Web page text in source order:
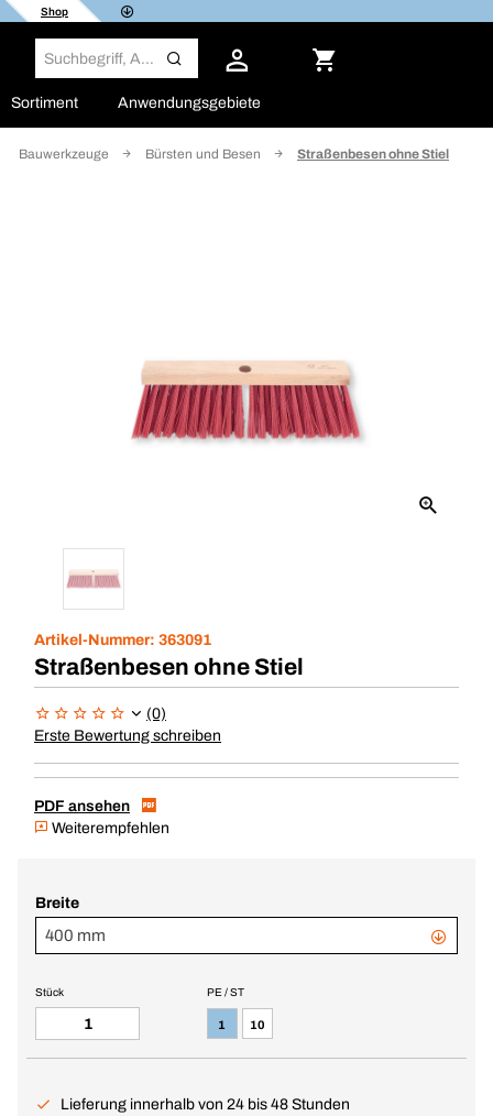
Shop
Sortiment Anwendungsgebiete
Bauwerkzeuge Bürsten und Besen Straßenbesen ohne Stiel
Artikel-Nummer: 363091
Straßenbesen ohne Stiel
(0)
Erste Bewertung schreiben
PDF ansehen
Weiterempfehlen
Breite
400 mm
PE / ST
1 10
Stück
Lieferung innerhalb von 24 bis 48 Stunden